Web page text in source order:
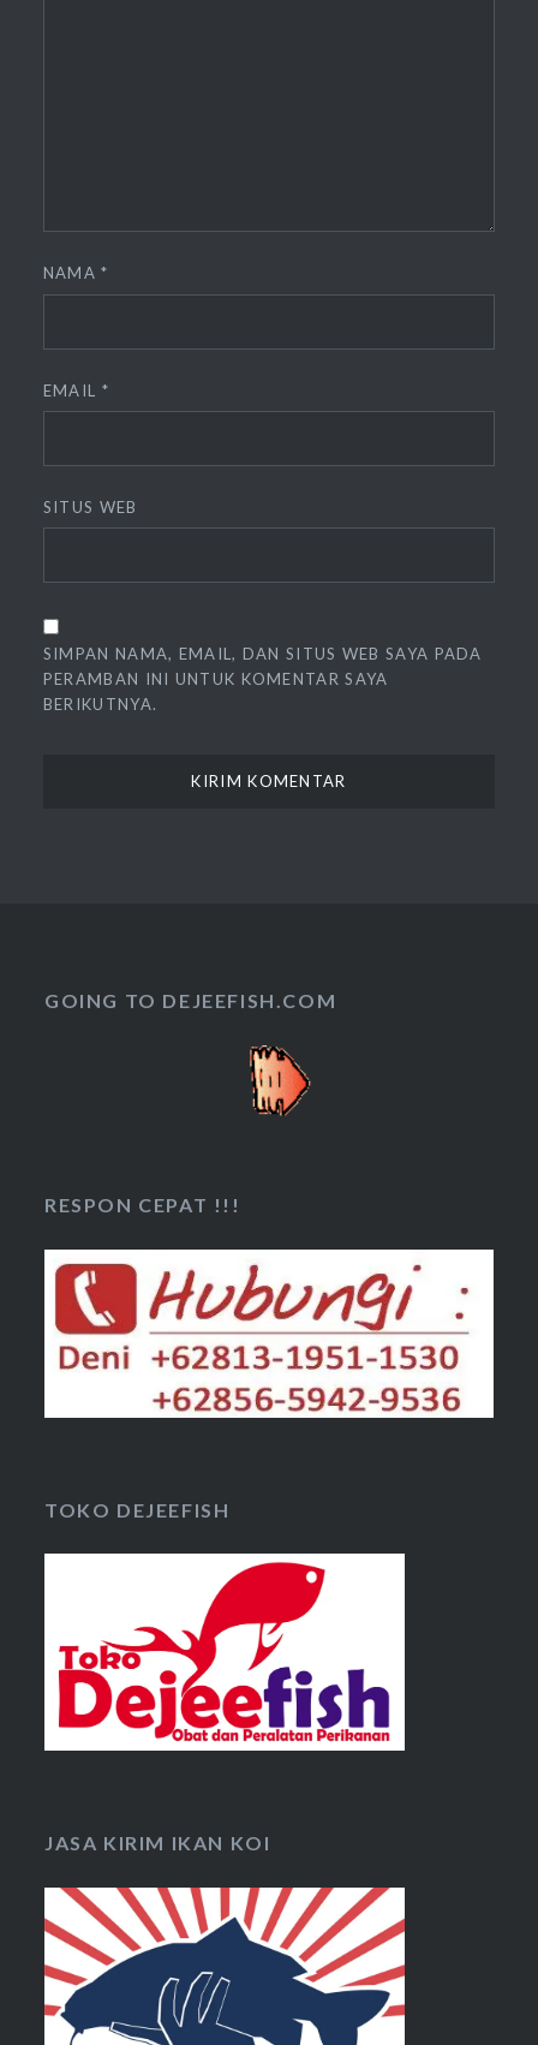
NAMA*
EMAIL *
SITUS WEB
SIMPAN NAMA, EMAIL, DAN SITUS WEB SAYA PADA
PERAMBAN INI UNTUK KOMENTAR SAYA
BERIKUTNYA.
GOING TO DEJEEFISH.COM
RESPON CEPAT !!!
TOKO DEJEEFISH
JASA KIRIM IKAN KOI